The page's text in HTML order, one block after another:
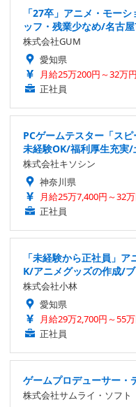
「27卒」アニメ・モー
ッフ・残業少なめ/名古
株式会社GUM
愛知県
月給25万200円～32万円
正社員
PCゲームテスター「ス
未経験OK/福利厚生充実
株式会社キソシン
神奈川県
月給25万7,400円～32
正社員
「未経験から正社員」
K/アニメグッズの作成/
株式会社小林
愛知県
月給29万2,700円～55
正社員
ゲームプロデューサー・
株式会社サムライ・ソフト